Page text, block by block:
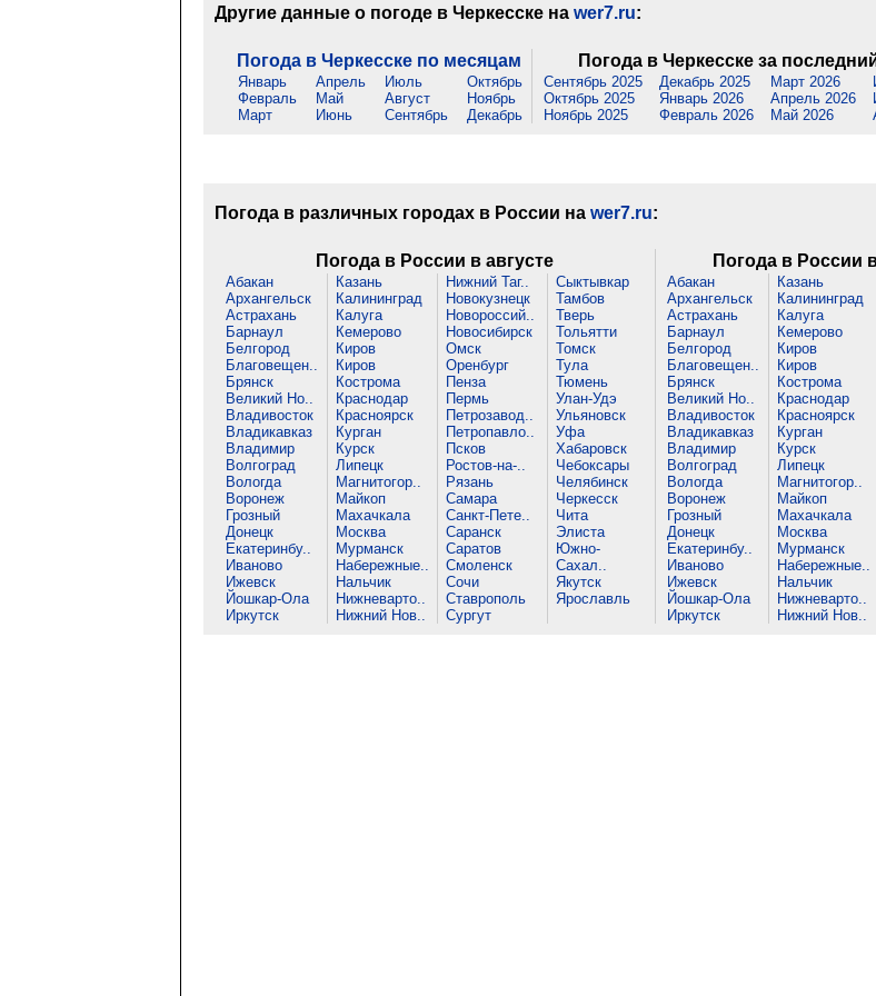
Другие данные о погоде в Черкесске на wer7.ru:
Погода в Черкесске по месяцам Погода в Черкесске за
Январь Апрель Июль Октябрь Сентябрь 2025 Декабрь 2025 Март 2026
Февраль
Май Август Ноябрь Октябрь 2025 Январь 2026 Апрель 2026
Март
Июнь Сентябрь Декабрь Ноябрь 2025 Февраль 2026 Май 2026
Погода в различных городах в России на wer7.ru:
Погода в России в августе Погода в России
Абакан
Архангельск
Астрахань
Барнаул
Белгород
Благовещен..
Брянск
Великий Но..
Владивосток
Владикавказ
Владимир
Волгоград
Вологда
Воронеж
Грозный
Донецк
Екатеринбу..
Иваново
Ижевск
Йошкар-Ола
Иркутск
Казань
Калининград
Калуга
Кемерово
Киров
Киров
Кострома
Краснодар
Красноярск
Курган
Курск
Липецк
Магнитогор..
Майкоп
Махачкала
Москва
Мурманск
Набережные..
Нальчик
Нижневарто..
Нижний Нов..
Нижний Таг..
Новокузнецк
Новороссий..
Новосибирск
Омск
Оренбург
Пенза
Пермь
Петрозавод..
Петропавло..
Псков
Ростов-на-..
Рязань
Самара
Санкт-Пете..
Саранск
Саратов
Смоленск
Сочи
Ставрополь
Сургут
Сыктывкар
Тамбов
Тверь
Тольятти
Томск
Тула
Тюмень
Улан-Удэ
Ульяновск
Уфа
Хабаровск
Чебоксары
Челябинск
Черкесск
Чита
Элиста
Южно-
Сахал..
Якутск
Ярославль
Абакан
Архангельск
Астрахань
Барнаул
Белгород
Благовещен..
Брянск
Великий Но..
Владивосток
Владикавказ
Владимир
Волгоград
Вологда
Воронеж
Грозный
Донецк
Екатеринбу..
Иваново
Ижевск
Йошкар-Ола
Иркутск
Казань
Калининград
Калуга
Кемерово
Киров
Киров
Кострома
Краснодар
Красноярск
Курган
Курск
Липецк
Магнитогор..
Майкоп
Махачкала
Москва
Мурманск
Набережные..
Нальчик
Нижневарто..
Нижний Нов..